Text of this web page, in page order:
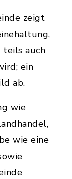
zeigt
teils auch
ein
ab.
wie
wie eine